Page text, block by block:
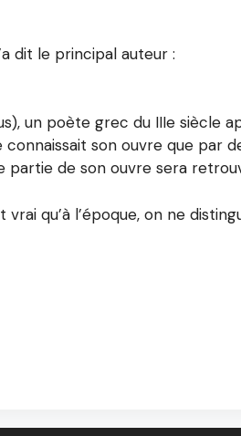
dit le principal auteur :
un poète grec du IIIe siècle
son ouvre que par
de son ouvre sera
qu’à l’époque, on ne